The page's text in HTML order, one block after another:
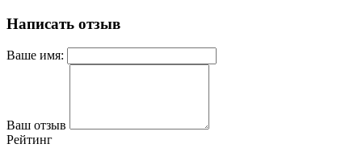
Написать отзыв
Ваше имя:
Ваш отзыв
Рейтинг